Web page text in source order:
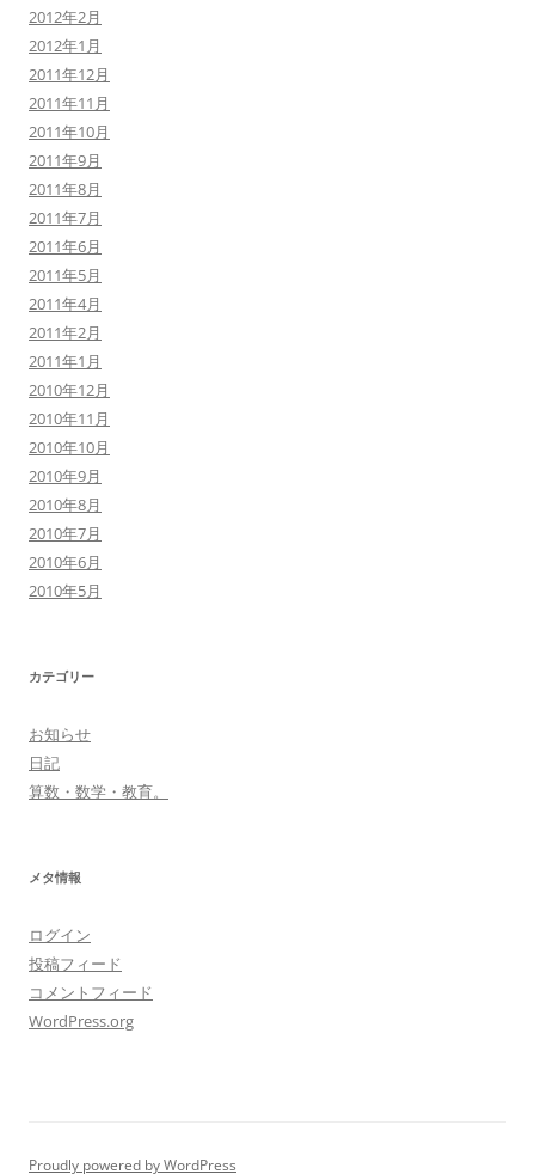
2012年2月
2012年1月
2011年12月
2011年11月
2011年10月
2011年9月
2011年8月
2011年7月
2011年6月
2011年5月
2011年4月
2011年2月
2011年1月
2010年12月
2010年11月
2010年10月
2010年9月
2010年8月
2010年7月
2010年6月
2010年5月
カテゴリー
お知らせ
日記
算数・数学・教育。
メタ情報
ログイン
投稿フィード
コメントフィード
WordPress.org
Proudly powered by WordPress